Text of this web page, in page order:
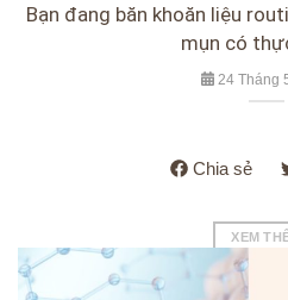
Bạn đang băn khoăn liệu
mụn có
24 Tháng
XEM
Chia sẻ